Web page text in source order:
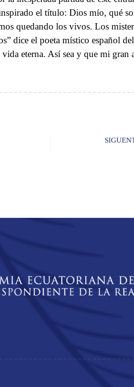
el título: Dios mío, qué
quedando los vivos. Los
dice el poeta místico español
vida eterna. Así sea y que mi gran